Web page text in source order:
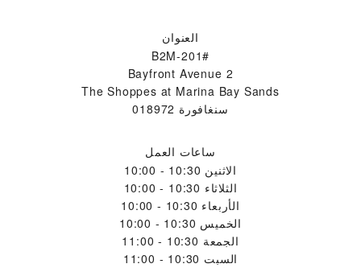
العنوان
#B2M-201
2 Bayfront Avenue
The Shoppes at Marina Bay Sands
سنغافورة 018972
ساعات العمل
الاثنين 10:30 - 10:00
الثلاثاء 10:30 - 10:00
الأربعاء 10:30 - 10:00
الخميس 10:30 - 10:00
الجمعة 10:30 - 11:00
السبت 10:30 - 11:00